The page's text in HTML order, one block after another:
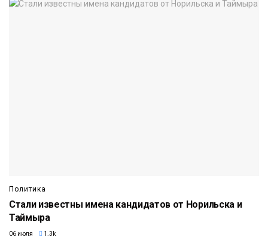
Политика
Стали известны имена кандидатов от Норильска и
Таймыра
06 июля 1.3k